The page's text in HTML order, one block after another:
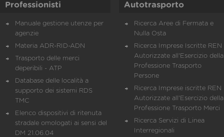
Professionisti
Manuale gestione utenze per
agenzie
Materia ADR-RID-ADN
Trasporto delle merci
deperibili - ATP
Database delle località a
supporto dei sistemi RDS
TMC
Elenco dispositivi di ritenuta
stradale omologati ai sensi del
DM 21.06.04
Autotrasporto
Ricerca Aree di Fermata e
Nulla Osta
Ricerca Imprese Iscritte REN
Autorizzate all'Esercizio della
Professione Trasporto
Persone
Ricerca Imprese iscritte REN
Autorizzate all'Esercizio della
Professione Trasporto Merci
Ricerca Servizi di Linea
Interregionali